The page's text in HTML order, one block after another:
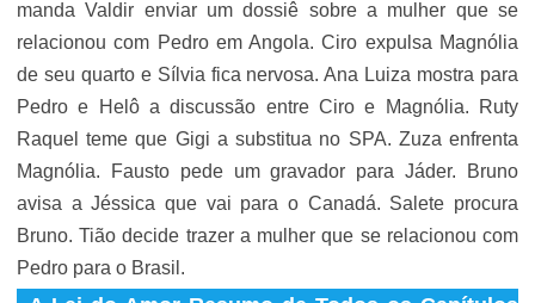
manda Valdir enviar um dossiê sobre a mulher que se
relacionou com Pedro em Angola. Ciro expulsa Magnólia
de seu quarto e Sílvia fica nervosa. Ana Luiza mostra para
Pedro e Helô a discussão entre Ciro e Magnólia. Ruty
Raquel teme que Gigi a substitua no SPA. Zuza enfrenta
Magnólia. Fausto pede um gravador para Jáder. Bruno
avisa a Jéssica que vai para o Canadá. Salete procura
Bruno. Tião decide trazer a mulher que se relacionou com
Pedro para o Brasil.